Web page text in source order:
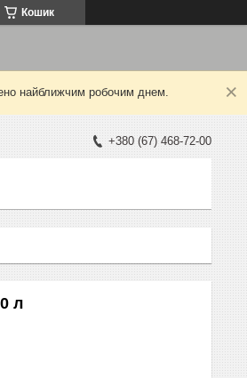
Кошик
найближчим робочим днем.
+380 (67) 468-72-00
л